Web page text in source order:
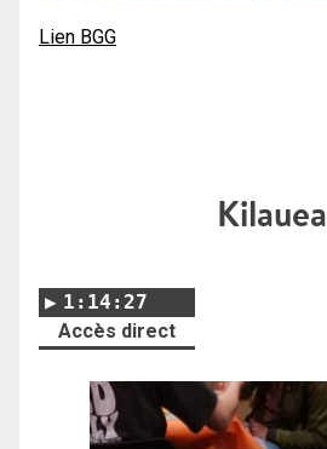
Lien BGG
Kilauea
1:14:27
Accès direct